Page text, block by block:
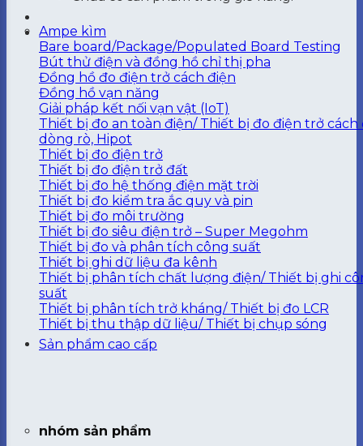
Ampe kìm
Bare board/Package/Populated Board Testing
Bút thử điện và đồng hồ chỉ thị pha
Đồng hồ đo điện trở cách điện
Đồng hồ vạn năng
Giải pháp kết nối vạn vật (IoT)
Thiết bị đo an toàn điện/ Thiết bị đo điện trở cách
dòng rò, Hipot
Thiết bị đo điện trở
Thiết bị đo điện trở đất
Thiết bị đo hệ thống điện mặt trời
Thiết bị đo kiểm tra ắc quy và pin
Thiết bị đo môi trường
Thiết bị đo siêu điện trở – Super Megohm
Thiết bị đo và phân tích công suất
Thiết bị ghi dữ liệu đa kênh
Thiết bị phân tích chất lượng điện/ Thiết bị ghi
suất
Thiết bị phân tích trở kháng/ Thiết bị đo LCR
Thiết bị thu thập dữ liệu/ Thiết bị chụp sóng
Sản phẩm cao cấp
nhóm sản phẩm